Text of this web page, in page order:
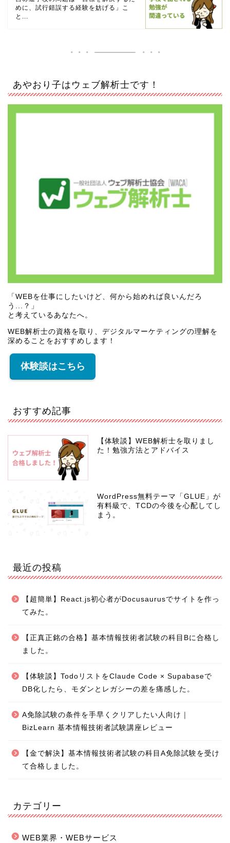
めに、試行錯誤する経験を妨げる」こ
と...
あやおり子はウェブ解析士です！
「WEBを仕事にしたいけど、何から始めれば良いんだろ
う...？」
と考えているあなたへ。
WEB解析士の資格を取り、デジタルマーケティングの理解を
深めることをおすすめします！
体験談はこちら
おすすめ記事
【体験談】WEB解析士を取りまし
た！勉強方法とアドバイス
WordPress無料テーマ「GLUE」が
有料級で、TCDの今後を心配してし
まう。
最近の投稿
【超簡単】React.js初心者がDocusaurusでサイトを作っ
てみた。
【正真正銘の合格】基本情報技術者試験の科目Bに合格し
ました。
【体験談】TodoリストをClaude Code × Supabaseで
DB化したら、モダンとレガシーの差を痛感した。
A免除試験の条件を手早くクリアしたい人向け｜
BizLearn 基本情報技術者試験講座レビュー
【金で解決】基本情報技術者試験の科目A免除試験を受け
て合格しました。
カテゴリー
WEB業界・WEBサービス